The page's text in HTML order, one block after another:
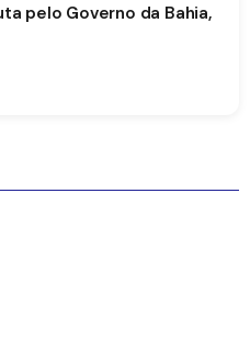
pelo Governo da Bahia,